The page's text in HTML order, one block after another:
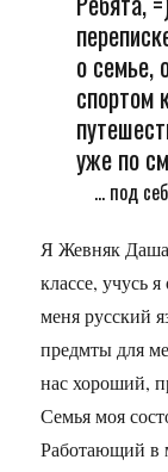
о семье,
спортом
уже по
... под
Я Жевняк
классе, учусь
меня русский
предмты для
нас хороший,
Семья моя
Работающий в